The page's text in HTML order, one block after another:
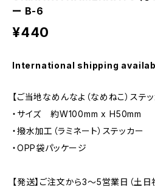
ー B-6
¥440
International shipping
【ご当地なめんなよ（なめねこ）ステッ
・サイズ 約W100mm x H50mm
・撥水加工（ラミネート）ステッカー
・OPP袋パッケージ
【発送】ご注文から3〜5営業日（土日